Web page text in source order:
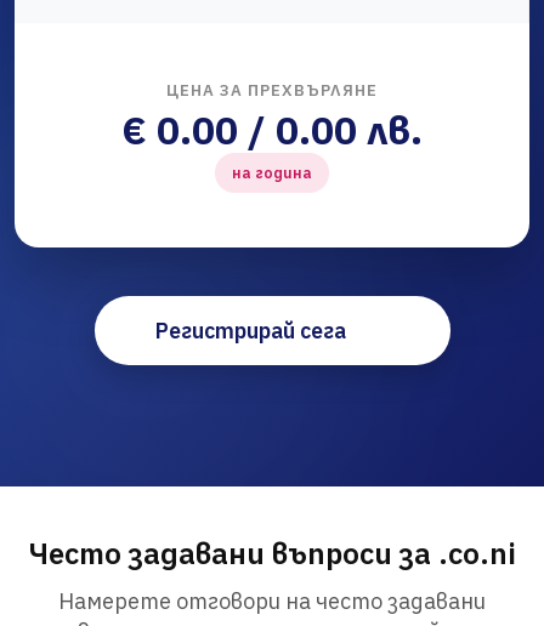
ЦЕНА ЗА ПРЕХВЪРЛЯНЕ
€ 0.00 / 0.00 лв.
на година
Регистрирай сега
Често задавани въпроси за .co.ni
Намерете отговори на често задавани